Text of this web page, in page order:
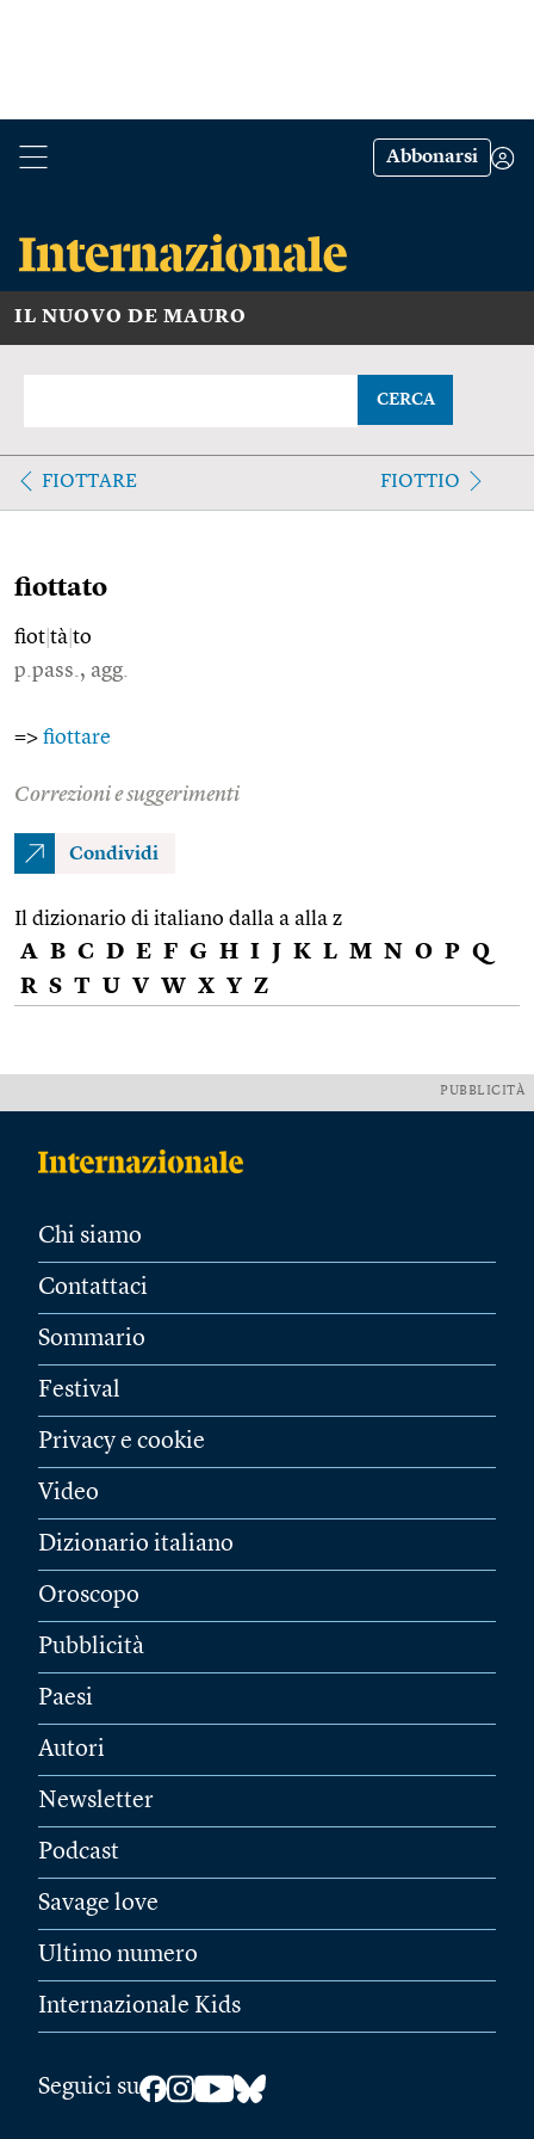
Abbonarsi
IL NUOVO DE MAURO
CERCA
FIOTTARE FIOTTIO
fiottato
fiot tà to
p.pass., agg.
=> fiottare
Correzioni e suggerimenti
Condividi
Il dizionario di italiano dalla a alla z
A B C D E F G H I J K L M N O P Q
R S T U V W X Y Z
PUBBLICITÀ
Chi siamo
Contattaci
Sommario
Festival
Privacy e cookie
Video
Dizionario italiano
Oroscopo
Pubblicità
Paesi
Autori
Newsletter
Podcast
Savage love
Ultimo numero
Internazionale Kids
Seguici su